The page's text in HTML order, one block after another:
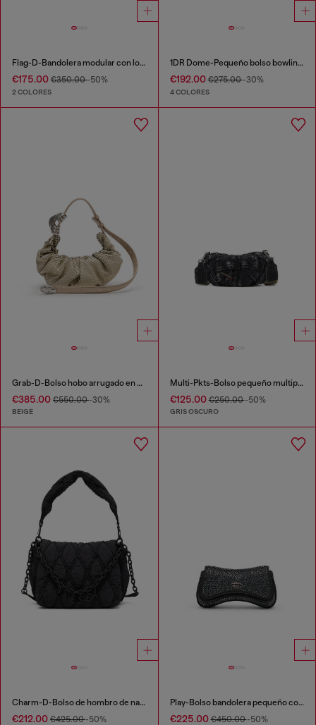
Flag-D-Bandolera modular con logo en relieve y lavado oscuro
€175.00 €350.00-50%
2 COLORES
1DR Dome-Pequeño bolso bowling de bloques de color
€192.00€275.00-30%
4 COLORES
Grab-D-Bolso hobo arrugado en piel efecto serpiente
€385.00 €550.00-30%
BEIGE
Multi-Pkts-Bolso pequeño multipocket de denim lavado
€125.00€250.00-50%
GRIS OSCURO
Charm-D-Bolso de hombro de nailon acolchado
€212.00 €425.00-50%
Play-Bolso bandolera pequeño con cristales
€225.00€450.00-50%